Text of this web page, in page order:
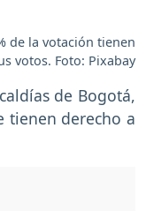
de la votación tienen
votos. Foto: Pixabay
de Bogotá,
tienen derecho a